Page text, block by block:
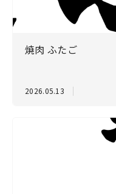
焼肉 ふたご
2026.05.13